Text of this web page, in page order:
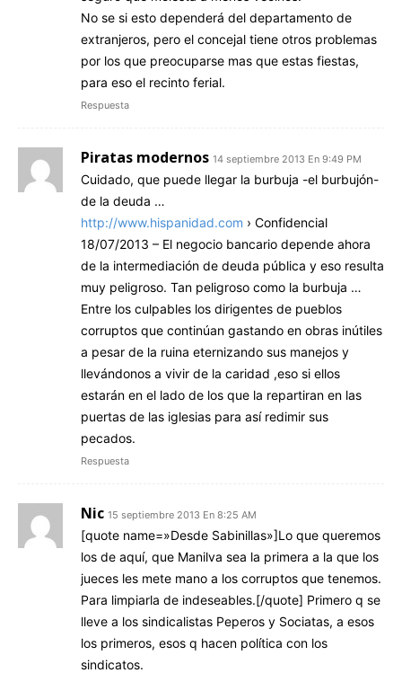
No se si esto dependerá del departamento de
extranjeros, pero el concejal tiene otros problemas
por los que preocuparse mas que estas fiestas,
para eso el recinto ferial.
Respuesta
Piratas modernos 14 septiembre 2013 En 9:49 PM
Cuidado, que puede llegar la burbuja -el burbujón-
de la deuda …
http://www.hispanidad.com › Confidencial
18/07/2013 – El negocio bancario depende ahora
de la intermediación de deuda pública y eso resulta
muy peligroso. Tan peligroso como la burbuja …
Entre los culpables los dirigentes de pueblos
corruptos que continúan gastando en obras inútiles
a pesar de la ruina eternizando sus manejos y
llevándonos a vivir de la caridad ,eso si ellos
estarán en el lado de los que la repartiran en las
puertas de las iglesias para así redimir sus
pecados.
Respuesta
Nic 15 septiembre 2013 En 8:25 AM
[quote name=»Desde Sabinillas»]Lo que queremos
los de aquí, que Manilva sea la primera a la que los
jueces les mete mano a los corruptos que tenemos.
Para limpiarla de indeseables.[/quote] Primero q se
lleve a los sindicalistas Peperos y Sociatas, a esos
los primeros, esos q hacen política con los
sindicatos.